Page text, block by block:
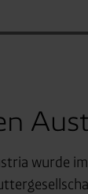
wurde